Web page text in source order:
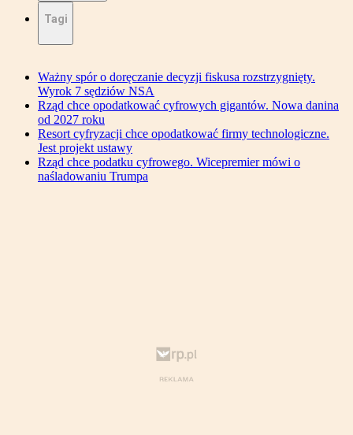
Tagi
Ważny spór o doręczanie decyzji fiskusa rozstrzygnięty.
Wyrok 7 sędziów NSA
Rząd chce opodatkować cyfrowych gigantów. Nowa danina
od 2027 roku
Resort cyfryzacji chce opodatkować firmy technologiczne.
Jest projekt ustawy
Rząd chce podatku cyfrowego. Wicepremier mówi o
naśladowaniu Trumpa